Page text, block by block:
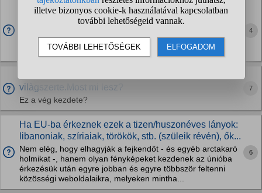
Erre van valami megoldás?
A helyzet a következő lehet ez mellékes de kiírom egy volt
haverja beakart követni Instgramon már kétszer egyszer
elutasítottam nem azért mert bunkó...
4
vilàgszerte.Most mi lesz?
Ez a vég kezdete?
7
Ha EU-ba érkeznek ezek a tizen/huszonéves lányok:
libanoniak, szíriaiak, törökök, stb. (szüleik révén), ők...
Nem elég, hogy elhagyják a fejkendőt - és egyéb arctakaró
holmikat -, hanem olyan fényképeket kezdenek az únióba
érkezésük után egyre jobban és egyre többször feltenni
közösségi weboldalaikra, melyeken mintha...
6